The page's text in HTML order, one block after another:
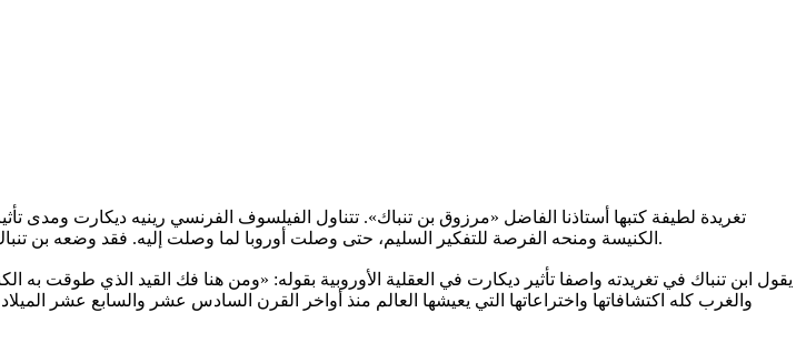
الكنيسة ومنحه الفرصة للتفكير السليم، حتى وصلت أوروبا لما وصلت إليه. فقد وضعه بن تنباك في قائمة المعلمين الذين مارسوا الإصلاح وأخذوا برسالة الأنبياء وإن خفي أمرهم، حسب تعبيره.
يقول ابن تنباك في تغريدته واصفا تأثير ديكارت في العقلية الأوروبية بقوله: «ومن هنا فك القيد الذي طوقت به
والغرب كله اكتشافاتها واختراعاتها التي يعيشها العالم منذ أواخر القرن السادس عشر والسابع عشر